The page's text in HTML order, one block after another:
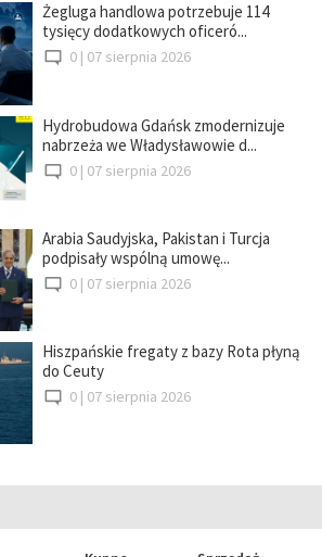
Żegluga handlowa potrzebuje 114
tysięcy dodatkowych oficeró...
0 | 07 sierpnia 2026
Hydrobudowa Gdańsk zmodernizuje
nabrzeża we Władysławowie d...
0 | 07 sierpnia 2026
Arabia Saudyjska, Pakistan i Turcja
podpisały wspólną umowę...
0 | 07 sierpnia 2026
Hiszpańskie fregaty z bazy Rota płyną
do Ceuty
0 | 07 sierpnia 2026